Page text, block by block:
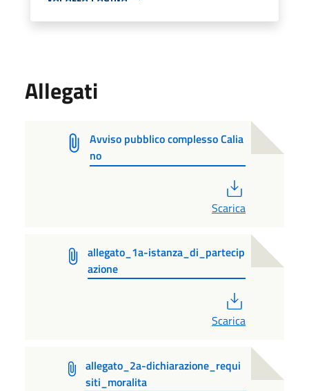
Allegati
Avviso pubblico complesso Calia
no
Scarica
allegato_1a-istanza_di_partecip
azione
Scarica
allegato_2a-dichiarazione_requi
siti_moralita